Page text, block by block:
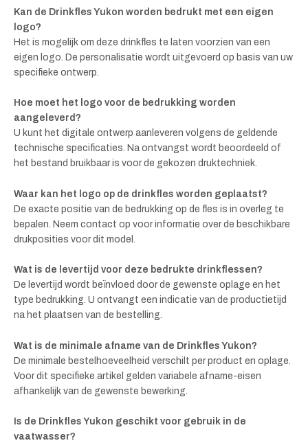
Kan de Drinkfles Yukon worden bedrukt met een eigen
logo?
Het is mogelijk om deze drinkfles te laten voorzien van een
eigen logo. De personalisatie wordt uitgevoerd op basis van uw
specifieke ontwerp.
Hoe moet het logo voor de bedrukking worden
aangeleverd?
U kunt het digitale ontwerp aanleveren volgens de geldende
technische specificaties. Na ontvangst wordt beoordeeld of
het bestand bruikbaar is voor de gekozen druktechniek.
Waar kan het logo op de drinkfles worden geplaatst?
De exacte positie van de bedrukking op de fles is in overleg te
bepalen. Neem contact op voor informatie over de beschikbare
drukposities voor dit model.
Wat is de levertijd voor deze bedrukte drinkflessen?
De levertijd wordt beïnvloed door de gewenste oplage en het
type bedrukking. U ontvangt een indicatie van de productietijd
na het plaatsen van de bestelling.
Wat is de minimale afname van de Drinkfles Yukon?
De minimale bestelhoeveelheid verschilt per product en oplage.
Voor dit specifieke artikel gelden variabele afname-eisen
afhankelijk van de gewenste bewerking.
Is de Drinkfles Yukon geschikt voor gebruik in de
vaatwasser?